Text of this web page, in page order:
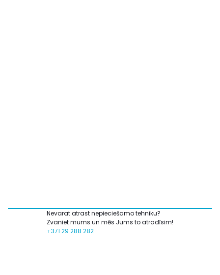
Nevarat atrast nepieciešamo tehniku?
Zvaniet mums un mēs Jums to atradīsim!
+371 29 288 282